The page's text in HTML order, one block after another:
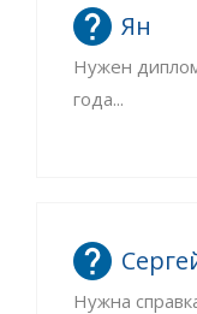
Ян
Нужен
года...
Нужна